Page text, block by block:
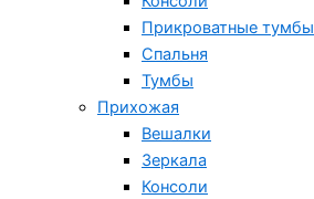
Прикроватные тумбы
Спальня
Тумбы
Прихожая
Вешалки
Зеркала
Консоли